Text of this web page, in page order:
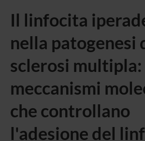
Il linfocita
nella patogenesi
sclerosi multipla:
meccanismi
che controllano
l'adesione del